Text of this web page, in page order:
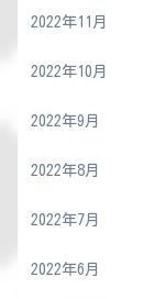
2022年11月
2022年10月
2022年9月
2022年8月
2022年7月
2022年6月